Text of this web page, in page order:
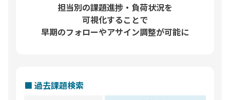
担当別の課題進捗・負荷状況を
可視化することで
早期のフォローやアサイン調整が可能に
■ 過去課題検索